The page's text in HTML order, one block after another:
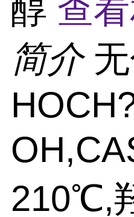
醇 查
简介
210℃,